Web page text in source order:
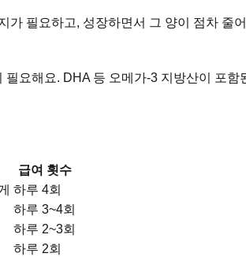
필요하고, 성장하면서 그 양이 점차 줄
요해요. DHA 등 오메가-3 지방산이 포
급여 횟수
하루 4회
하루 3~4회
하루 2~3회
하루 2회